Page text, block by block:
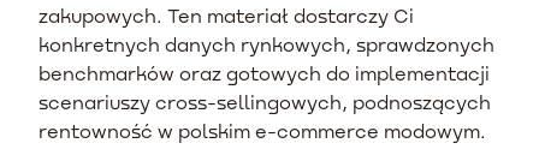
zakupowych. Ten materiał dostarczy Ci
konkretnych danych rynkowych, sprawdzonych
benchmarków oraz gotowych do implementacji
scenariuszy cross-sellingowych, podnoszących
rentowność w polskim e-commerce modowym.